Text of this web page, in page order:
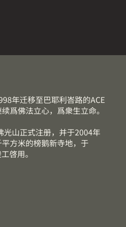
年迁移至巴耶利峇路的ACE
爲佛法立心，爲衆生立命。
光山正式注册，并于2004年
方米的榜鹅新寺地，于
啓用。